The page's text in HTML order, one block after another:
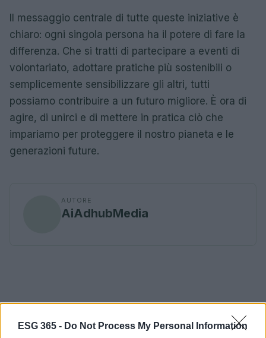
ESG 365 - Do Not Process My Personal Information
Il messaggio centrale di tutte queste iniziative è
chiaro: ogni singola persona ha il potere di fare la
differenza. Che si tratti di partecipare a eventi di
volontariato, adottare pratiche più sostenibili o
semplicemente sensibilizzare gli altri, tutti
possiamo contribuire a un futuro migliore. È ora di
agire, di unirci e di mettere in pratica ciò che
impariamo per proteggere il nostro pianeta e le
generazioni future.
AUTORE
AiAdhubMedia